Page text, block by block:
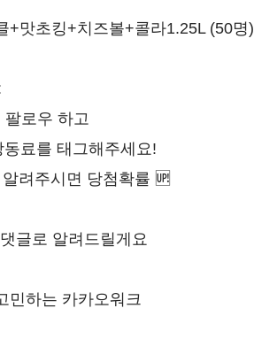
+맛초킹+치즈볼+콜라1.25L (50명)
팔로우 하고
료를 태그해주세요!
려주시면 당첨확률 🆙
글로 알려드릴게요
민하는 카카오워크